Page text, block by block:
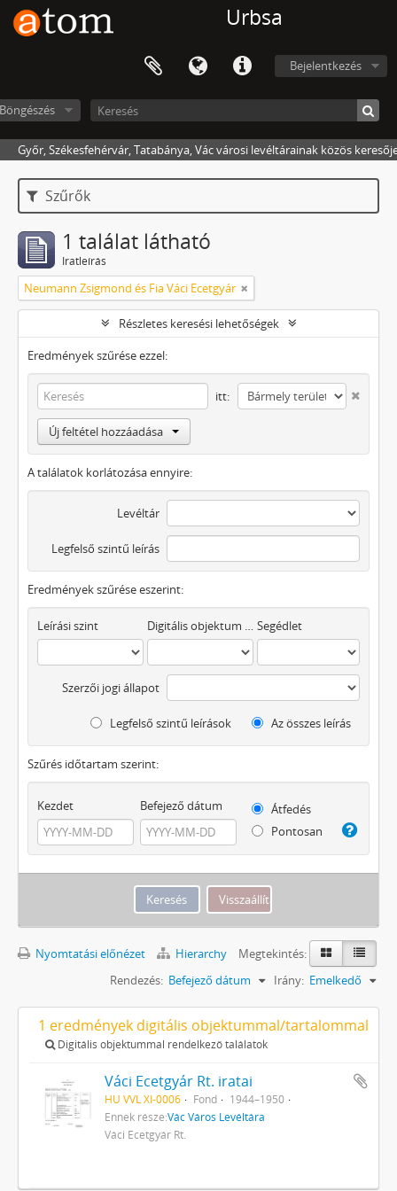
Urbsa
Bejelentkezés
Győr, Székesfehérvár, Tatabánya, Vác városi levéltárainak közös
Szűrők
1 találat látható
Iratleírás
Neumann Zsigmond és Fia Váci Ecetgyár
Részletes keresési lehetőségek
Eredmények szűrése ezzel:
itt:
Új feltétel hozzáadása
A találatok korlátozása ennyire:
Levéltár
Legfelső szintű leírás
Eredmények szűrése eszerint:
Leírási szint Digitális objektum áll rendelkezésre Segédlet
Szerzői jogi állapot
Legfelső szintű leírások Az összes leírás
Szűrés időtartam szerint:
Kezdet Befejező dátum
Átfedés
Pontosan
Nyomtatási előnézet Hierarchy
Megtekintés:
Rendezés: Befejező dátum Irány: Emelkedő
1 eredmények digitális objektummal/tartalommal
Digitális objektummal rendelkező találatok
Váci Ecetgyár Rt. iratai
HU VVL XI-0006 Fond
1944–1950
Ennek része:Vác Város Levéltára
Váci Ecetgyár Rt.